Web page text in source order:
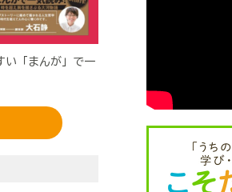
い「まんが」で一